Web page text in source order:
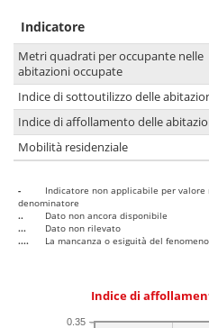
Indicatore
Metri quadrati per occupante nelle
abitazioni occupate
Indice di sottoutilizzo delle
Indice di affollamento delle
Mobilità residenziale
-
Indicatore non applicabile per
denominatore
..
Dato non ancora disponibile
...
Dato non rilevato
....
La mancanza o esiguità del
Indice di
0.35